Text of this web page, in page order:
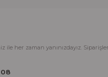
ile her zaman yanınızdayız.
08